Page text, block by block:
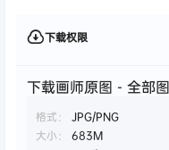
下载权限
下载画师原图 - 全部
格式：
JPG/PNG
大小：
683M